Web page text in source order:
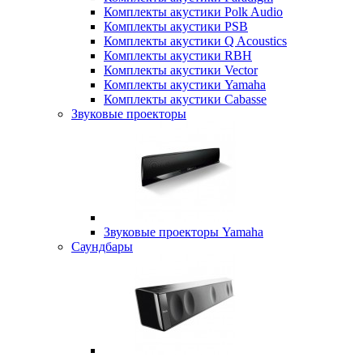
Комплекты акустики Polk Audio
Комплекты акустики PSB
Комплекты акустики Q Acoustics
Комплекты акустики RBH
Комплекты акустики Vector
Комплекты акустики Yamaha
Комплекты акустики Сabasse
Звуковые проекторы
Звуковые проекторы Yamaha
Саундбары